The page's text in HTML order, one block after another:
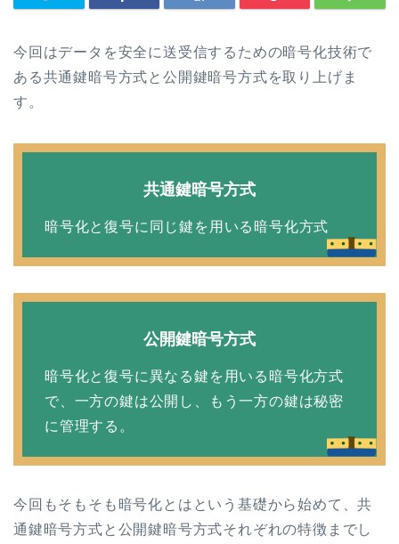
今回はデータを安全に送受信するための暗号化技術で
ある共通鍵暗号方式と公開鍵暗号方式を取り上げま
す。
共通鍵暗号方式
暗号化と復号に同じ鍵を用いる暗号化方式
公開鍵暗号方式
暗号化と復号に異なる鍵を用いる暗号化方式
で、一方の鍵は公開し、もう一方の鍵は秘密
に管理する。
今回もそもそも暗号化とはという基礎から始めて、共
通鍵暗号方式と公開鍵暗号方式それぞれの特徴までし